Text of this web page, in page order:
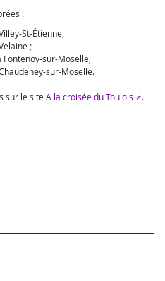
:
St-Étienne,
;
sur-Moselle,
sur-Moselle.
sur le site A la croisée du Toulois .